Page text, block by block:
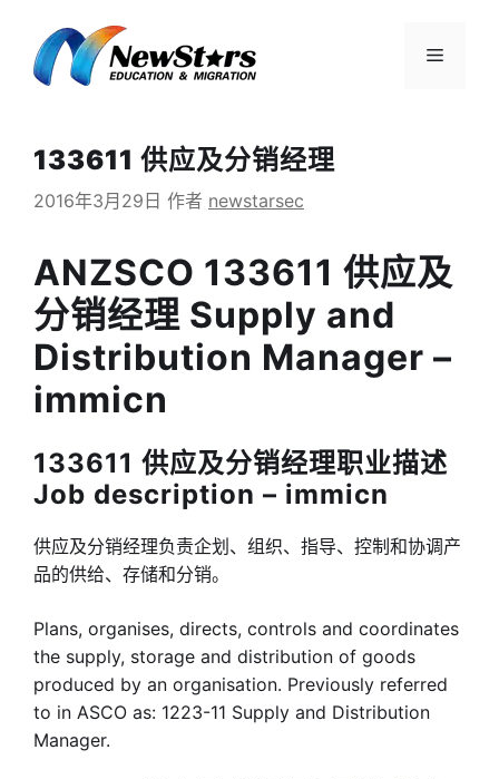
菜
133611 供应及分销经理
2016年3月29日 作者 newstarsec
ANZSCO 133611 供应及
分销经理 Supply and
Distribution Manager –
immicn
133611 供应及分销经理职业描述
Job description – immicn
供应及分销经理负责企划、组织、指导、控制和协调产
品的供给、存储和分销。
Plans, organises, directs, controls and coordinates
the supply, storage and distribution of goods
produced by an organisation. Previously referred
to in ASCO as: 1223-11 Supply and Distribution
Manager.